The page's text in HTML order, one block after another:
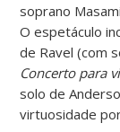
soprano
O espetáculo
de Ravel (com
Concerto para
solo de
virtuosidade